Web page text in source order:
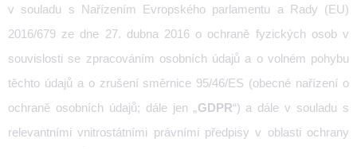
v souladu s Nařízením Evropského parlamentu a Rady (EU)
2016/679 ze dne 27. dubna 2016 o ochraně fyzických osob v
souvislosti se zpracováním osobních údajů a o volném pohybu
těchto údajů a o zrušení směrnice 95/46/ES (obecné nařízení o
ochraně osobních údajů; dále jen „GDPR“) a dále v souladu s
relevantními vnitrostátními právními předpisy v oblasti ochrany